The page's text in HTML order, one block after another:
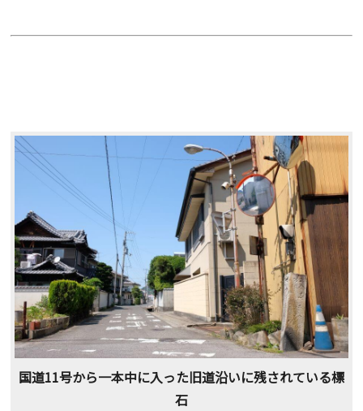
国道11号から一本中に入った旧道沿いに残されている標
石